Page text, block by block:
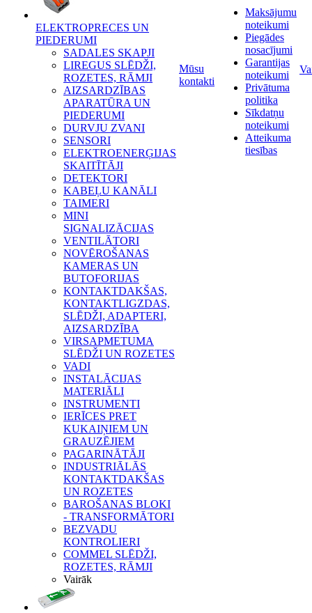
ELEKTROPRECES UN
PIEDERUMI
SADALES SKAPJI
LIREGUS SLĒDŽI,
ROZETES, RĀMJI
AIZSARDZĪBAS
APARATŪRA UN
PIEDERUMI
DURVJU ZVANI
SENSORI
ELEKTROENERĢIJAS
SKAITĪTĀJI
DETEKTORI
KABEĻU KANĀLI
TAIMERI
MINI
SIGNALIZĀCIJAS
VENTILĀTORI
NOVĒROŠANAS
KAMERAS UN
BUTOFORIJAS
KONTAKTDAKŠAS,
KONTAKTLIGZDAS,
SLĒDŽI, ADAPTERI,
AIZSARDZĪBA
VIRSAPMETUMA
SLĒDŽI UN ROZETES
VADI
INSTALĀCIJAS
MATERIĀLI
INSTRUMENTI
IERĪCES PRET
KUKAIŅIEM UN
GRAUZĒJIEM
PAGARINĀTĀJI
INDUSTRIĀLĀS
KONTAKTDAKŠAS
UN ROZETES
BAROŠANAS BLOKI
- TRANSFORMĀTORI
BEZVADU
KONTROLIERI
COMMEL SLĒDŽI,
ROZETES, RĀMJI
Vairāk
Mūsu
kontakti
Maksājumu
noteikumi
Piegādes
nosacījumi
Garantijas
noteikumi
Privātuma
politika
Sīkdatņu
noteikumi
Atteikuma
tiesības